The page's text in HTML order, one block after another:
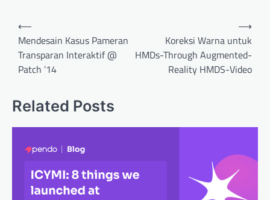
Post
navigation
⟵
Mendesain Kasus Pameran
Transparan Interaktif @
Patch ’14
Koreksi Warna untuk
HMDs-Through Augmented-
Reality HMDS-Video
⟶
Related Posts